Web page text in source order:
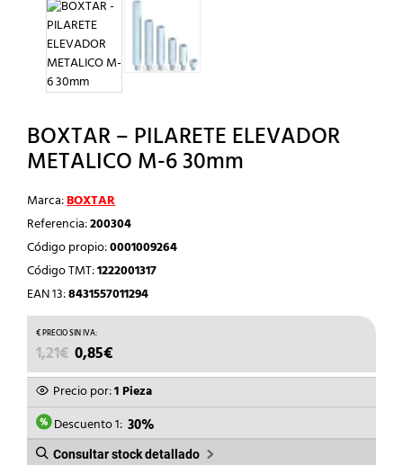
BOXTAR – PILARETE ELEVADOR
METALICO M-6 30mm
Marca:BOXTAR
Referencia:200304
Código propio:0001009264
Código TMT:1222001317
EAN 13:8431557011294
1,21€ EL
PRECIO
ORIGINAL
ERA:
1,21€.
0,85€
PRECIO
ACTUAL
ES:
0,85€.
Precio por:1 Pieza
Descuento 1: 30%
Consultar stock detallado